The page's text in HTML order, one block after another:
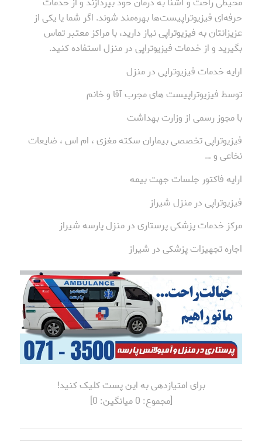
حرفه‌ای فیزیوتراپیست‌ها بهره‌مند شوند. اگر شما یا یکی از
عزیزانتان به فیزیوتراپی نیاز دارید، با مراکز معتبر تماس
بگیرید و از خدمات فیزیوتراپی در منزل استفاده کنید.
ارایه خدمات فیزیوتراپی در منزل
توسط فیزیوتراپیست های مجرب آقا و خانم
با مجوز رسمی از وزارت بهداشت
فیزیوتراپی تخصصی بیماران سکته مغزی ، ام اس ، ضایعات
نخاعی و …
ارایه فاکتور جلسات جهت بیمه
فیزیوتراپی در منزل شیراز
مرکز خدمات پزشکی پرستاری در منزل پارسه شیراز
اجاره تجهیزات پزشکی در شیراز
برای امتیازدهی به این پست کلیک کنید!
[مجموع: 0میانگین: 0
]